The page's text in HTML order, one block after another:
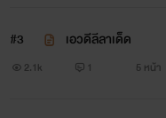
#3 เอวดีลีลาเด็ด
2.1k 1 5 หน้า